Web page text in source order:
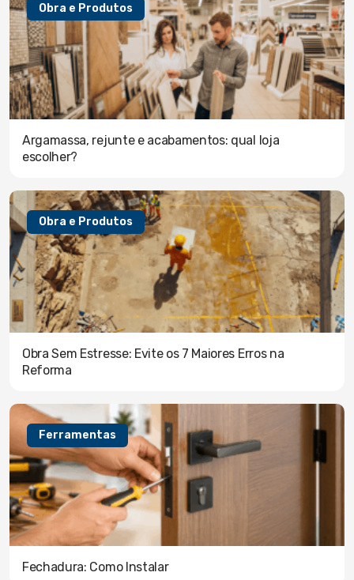
Obra e Produtos
Argamassa, rejunte e acabamentos: qual loja
escolher?
Obra e Produtos
Obra Sem Estresse: Evite os 7 Maiores Erros na
Reforma
Ferramentas
Fechadura: Como Instalar